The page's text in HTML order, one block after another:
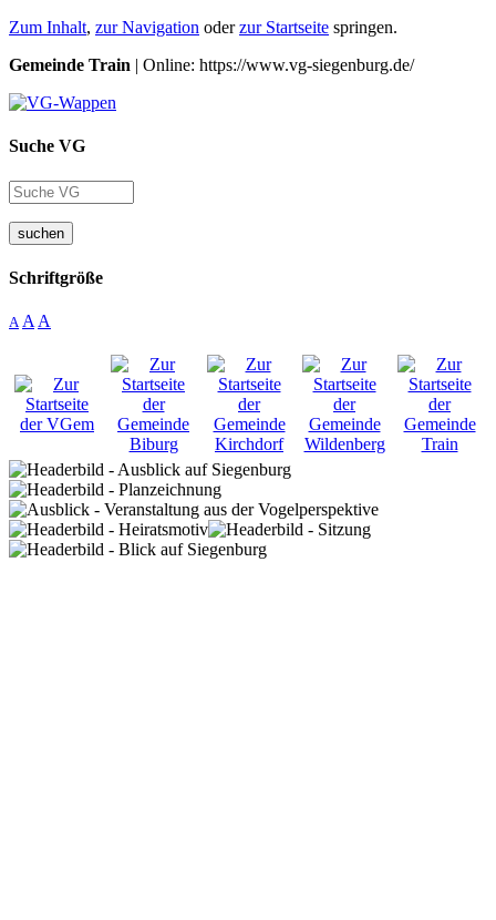
Zum Inhalt, zur Navigation oderzur Startseite springen.
Gemeinde Train | Online: https://www.vg-siegenburg.de/
Suche VG
suchen
Schriftgröße
A A A